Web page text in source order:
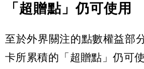
「超贈點」仍可使用
至於外界關注的點數權益部
卡所累積的「超贈點」仍可